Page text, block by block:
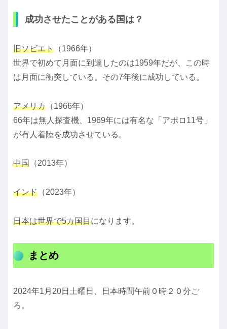
成功させたことがある国は？
旧ソビエト （1966年）
世界で初めて月面に到達したのは1959年だが、この時
は月面に衝突している。その7年後に成功している。
アメリカ （1966年）
66年は無人探査機、1969年には有名な「アポロ11号」
が有人着陸を成功させている。
中国 （2013年）
インド （2023年）
日本は世界で5カ国目になります。
まとめ
2024年1月20日土曜日、日本時間午前０時２０分ご
ろ。